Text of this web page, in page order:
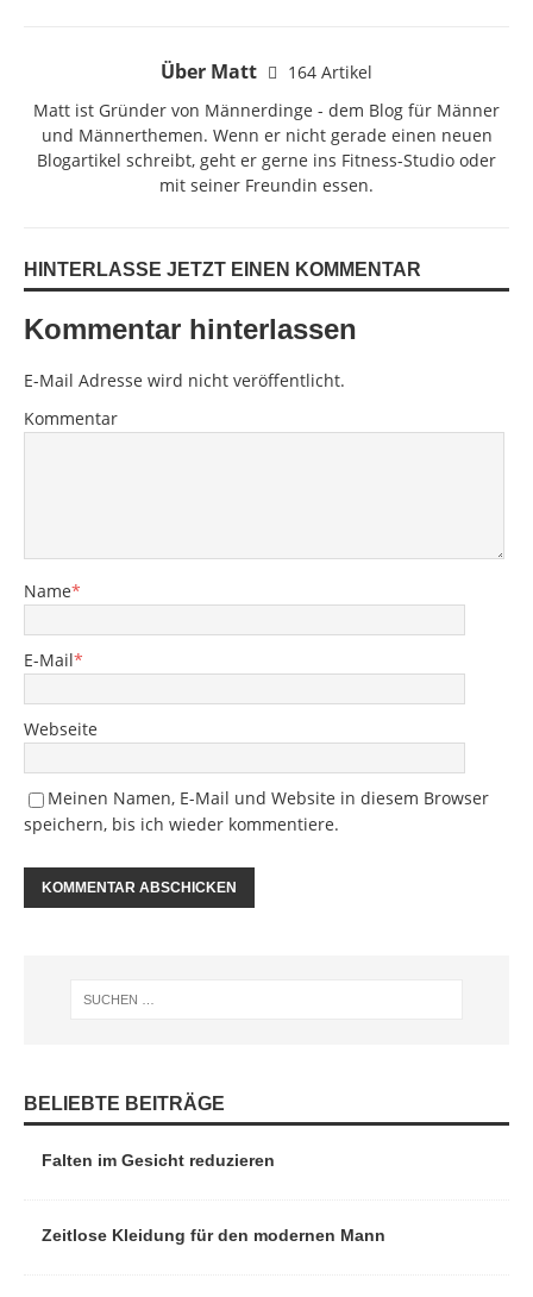
Über Matt
164 Artikel
Matt ist Gründer von Männerdinge - dem Blog für Männer
und Männerthemen. Wenn er nicht gerade einen neuen
Blogartikel schreibt, geht er gerne ins Fitness-Studio oder
mit seiner Freundin essen.
HINTERLASSE JETZT EINEN KOMMENTAR
Kommentar hinterlassen
E-Mail Adresse wird nicht veröffentlicht.
Kommentar
Name*
E-Mail*
Webseite
Meinen Namen, E-Mail und Website in diesem Browser
speichern, bis ich wieder kommentiere.
BELIEBTE BEITRÄGE
Falten im Gesicht reduzieren
Zeitlose Kleidung für den modernen Mann